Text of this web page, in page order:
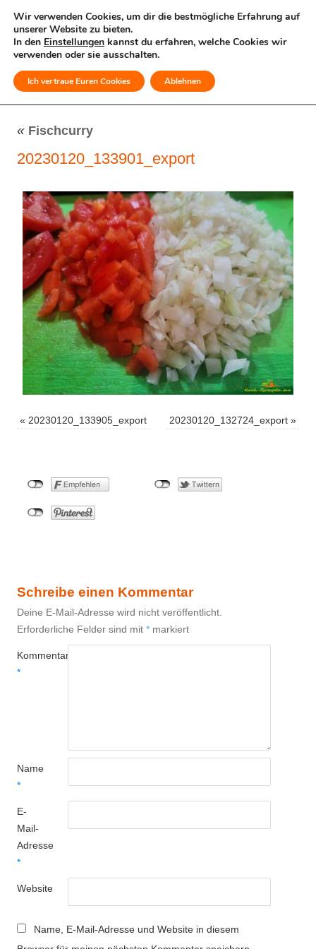
MENÜ
« Fischcurry
20230120_133901_export
« 20230120_133905_export 20230120_132724_export »
Schreibe einen Kommentar
Deine E-Mail-Adresse wird nicht veröffentlicht.
Erforderliche Felder sind mit * markiert
Kommentar
*
Name
*
E-
Mail-
Adresse
*
Website
Name, E-Mail-Adresse und Website in diesem
Wir verwenden Cookies, um dir die bestmögliche Erfahrung auf
unserer Website zu bieten.
In den Einstellungen kannst du erfahren, welche Cookies wir
verwenden oder sie ausschalten.
Ich vertraue Euren Cookies Ablehnen